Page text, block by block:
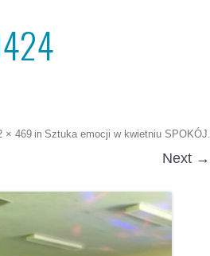
× 469 in Sztuka emocji w kwietniu SPOKÓJ.
Next →